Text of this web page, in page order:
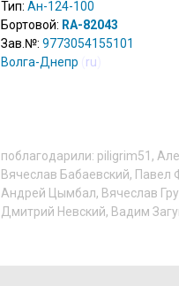
Тип: Ан-124-100
Бортовой: RA-82043
Зав.№: 9773054155101
Волга-Днепр
ru
поблагодарили: piligrim51 ,
Вячеслав Бабаевский, Павел
Андрей Цымбал, Вячеслав
Дмитрий Невский, Вадим